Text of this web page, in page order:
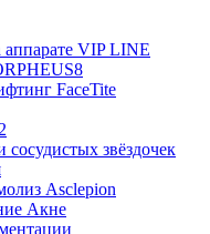
VIP LINE
FaceTite
сосудистых звёздочек
Asclepion
Акне